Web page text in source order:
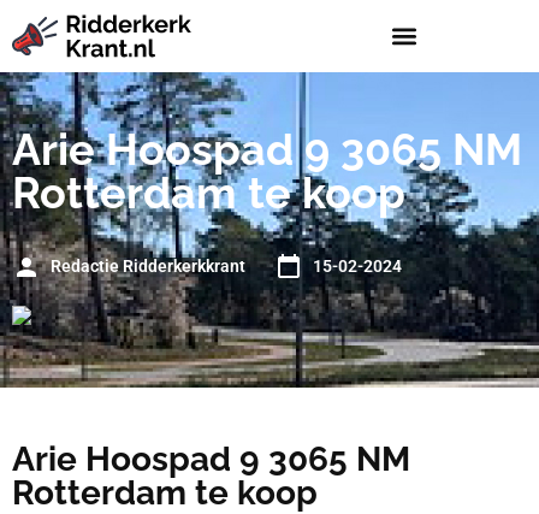
Arie Hoospad 9 3065 NM
Rotterdam te koop
Redactie Ridderkerkkrant 15-02-2024
Arie Hoospad 9 3065 NM
Rotterdam te koop